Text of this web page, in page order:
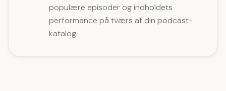
populære episoder og indholdets
performance på tværs af din podcast-
katalog.